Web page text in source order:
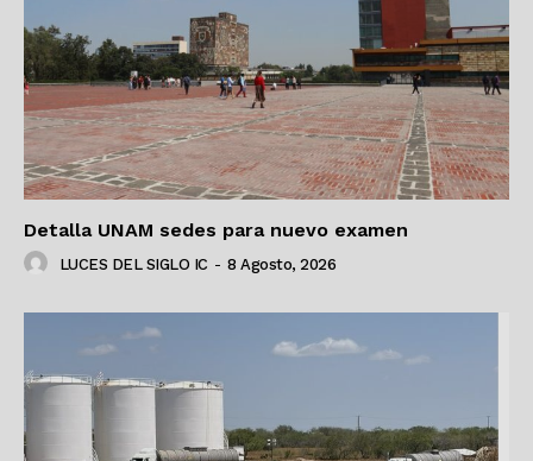
Detalla UNAM sedes para nuevo examen
LUCES DEL SIGLO IC - 8 Agosto, 2026